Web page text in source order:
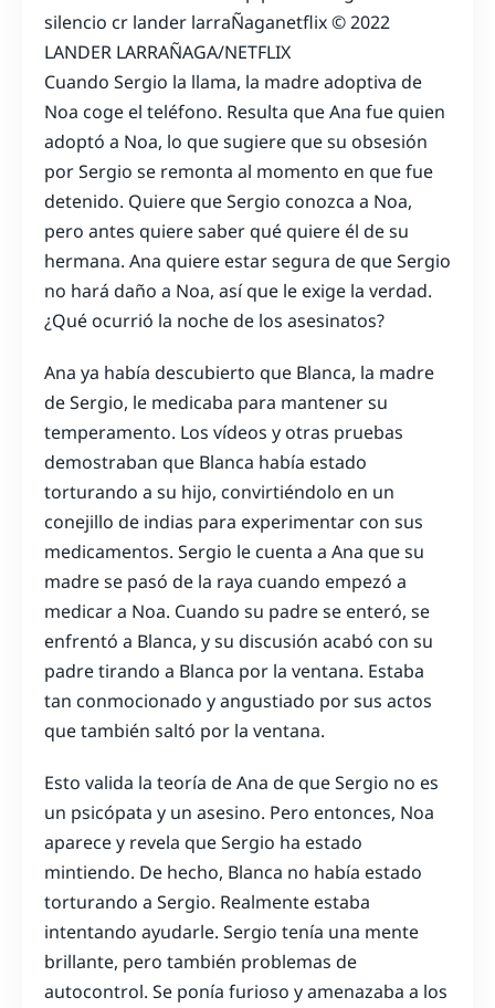
LANDER LARRAÑAGA/NETFLIX
Cuando Sergio la llama, la madre adoptiva de
Noa coge el teléfono. Resulta que Ana fue quien
adoptó a Noa, lo que sugiere que su obsesión
por Sergio se remonta al momento en que fue
detenido. Quiere que Sergio conozca a Noa,
pero antes quiere saber qué quiere él de su
hermana. Ana quiere estar segura de que Sergio
no hará daño a Noa, así que le exige la verdad.
¿Qué ocurrió la noche de los asesinatos?
Ana ya había descubierto que Blanca, la madre
de Sergio, le medicaba para mantener su
temperamento. Los vídeos y otras pruebas
demostraban que Blanca había estado
torturando a su hijo, convirtiéndolo en un
conejillo de indias para experimentar con sus
medicamentos. Sergio le cuenta a Ana que su
madre se pasó de la raya cuando empezó a
medicar a Noa. Cuando su padre se enteró, se
enfrentó a Blanca, y su discusión acabó con su
padre tirando a Blanca por la ventana. Estaba
tan conmocionado y angustiado por sus actos
que también saltó por la ventana.
Esto valida la teoría de Ana de que Sergio no es
un psicópata y un asesino. Pero entonces, Noa
aparece y revela que Sergio ha estado
mintiendo. De hecho, Blanca no había estado
torturando a Sergio. Realmente estaba
intentando ayudarle. Sergio tenía una mente
brillante, pero también problemas de
autocontrol. Se ponía furioso y amenazaba a los